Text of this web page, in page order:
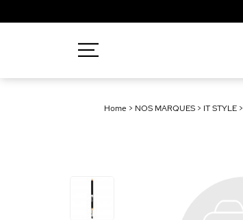
Home > NOS MARQUES> IT STYLE>
Solaire
Brumes